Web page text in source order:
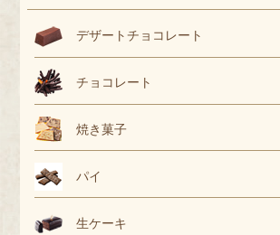
デザートチョコレート
チョコレート
焼き菓子
パイ
生ケーキ